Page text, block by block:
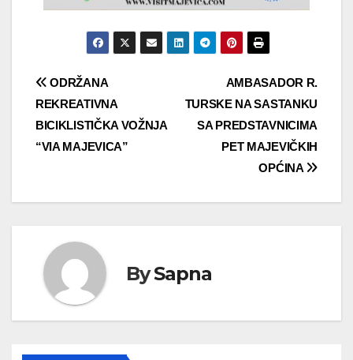
AMBASADOR R.
TURSKE NA SASTANKU
SA PREDSTAVNICIMA
PET MAJEVIČKIH
OPĆINA
ODRŽANA
REKREATIVNA
BICIKLISTIČKA VOŽNJA
“VIA MAJEVICA”
BySapna